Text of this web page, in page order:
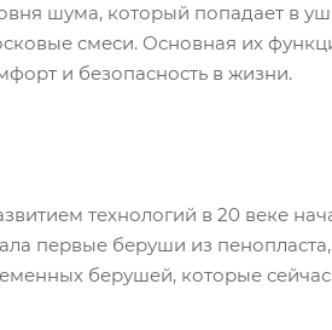
шума, который попадает в
смеси. Основная их
и безопасность в жизни.
технологий в 20 веке
первые беруши из
берушей, которые сейчас